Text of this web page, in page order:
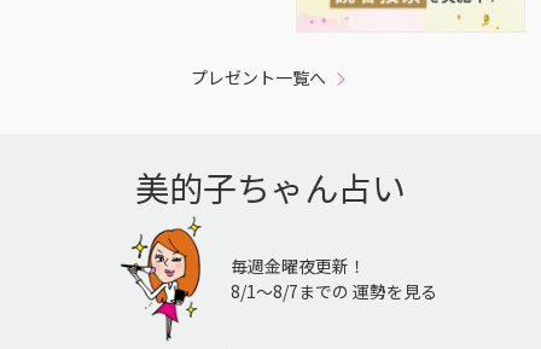
プレゼント一覧へ
美的子ちゃん占い
毎週金曜夜更新！
8/1〜8/7までの 運勢を見る